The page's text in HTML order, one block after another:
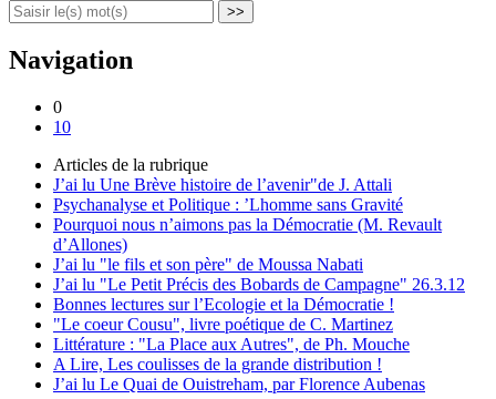
>>
Navigation
0
10
Articles de la rubrique
J’ai lu Une Brève histoire de l’avenir"de J. Attali
Psychanalyse et Politique : ’Lhomme sans Gravité
Pourquoi nous n’aimons pas la Démocratie (M. Revault
d’Allones)
J’ai lu "le fils et son père" de Moussa Nabati
J’ai lu "Le Petit Précis des Bobards de Campagne" 26.3.12
Bonnes lectures sur l’Ecologie et la Démocratie !
"Le coeur Cousu", livre poétique de C. Martinez
Littérature : "La Place aux Autres", de Ph. Mouche
A Lire, Les coulisses de la grande distribution !
J’ai lu Le Quai de Ouistreham, par Florence Aubenas